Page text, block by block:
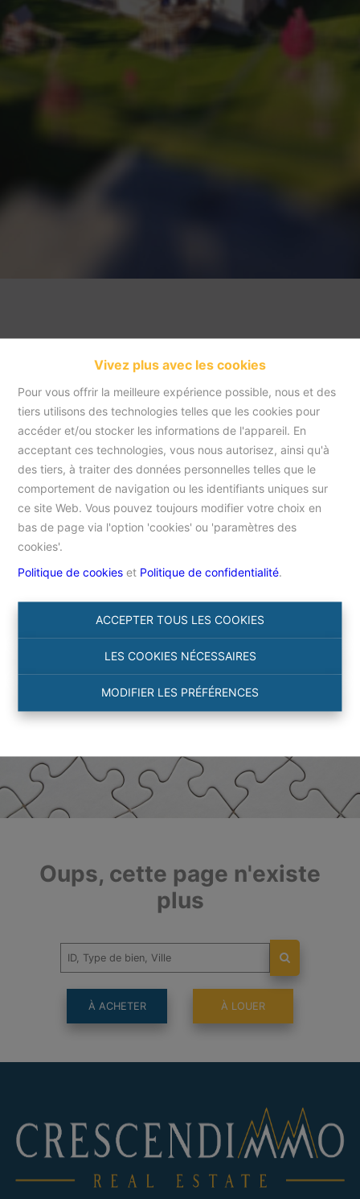
Vivez plus avec les cookies
Pour vous offrir la meilleure expérience possible, nous et des
tiers utilisons des technologies telles que les cookies pour
accéder et/ou stocker les informations de l'appareil. En
acceptant ces technologies, vous nous autorisez, ainsi qu'à
des tiers, à traiter des données personnelles telles que le
comportement de navigation ou les identifiants uniques sur
ce site Web. Vous pouvez toujours modifier votre choix en
bas de page via l'option 'cookies' ou 'paramètres des
cookies'.
Politique de cookies et Politique de confidentialité.
ACCEPTER TOUS LES COOKIES
LES COOKIES NÉCESSAIRES
MODIFIER LES PRÉFÉRENCES
Accueil
Accueil
Oups, cette page n'existe
plus
À ACHETER À LOUER